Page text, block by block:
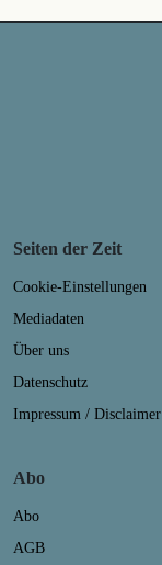
Seiten der Zeit
Cookie-Einstellungen
Mediadaten
Über uns
Datenschutz
Impressum / Disclaimer
Abo
Abo
AGB